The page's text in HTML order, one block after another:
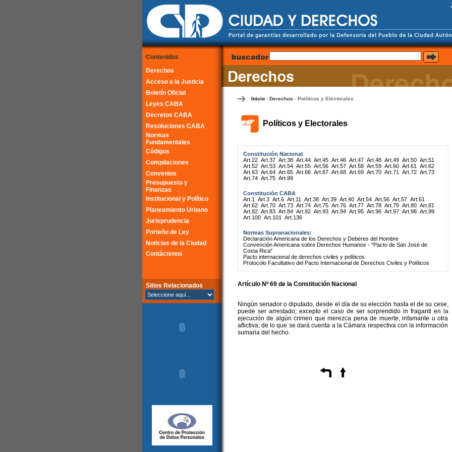
Contenidos
Derechos
Acceso a la Justicia
Boletín Oficial
Leyes CABA
Decretos CABA
Resoluciones CABA
Normas
Fundamentales
Códigos
Compilaciones
Convenios
Presupuesto y
Finanzas
Institucional y Político
Planeamiento Urbano
Jurisprudencia
Porteño de Ley
Noticias de la Ciudad
Contáctenos
Sitios Relacionados
Inicio- Derechos - Políticos y Electorales
Políticos y Electorales
Constitución Nacional
Art.22 Art.37 Art.38 Art.44 Art.45 Art.46 Art.47 Art.48 Art.49 Art.50 Art.51
Art.52 Art.53 Art.54 Art.55 Art.56 Art.57 Art.58 Art.59 Art.60 Art.61
Art.62
Art.63 Art.64 Art.65 Art.66 Art.67 Art.68 Art.69 Art.70 Art.71 Art.72 Art.73
Art.74 Art.75 Art.99
Constitución CABA
Art.1
Art.3 Art.6 Art.11 Art.38 Art.39 Art.40 Art.54 Art.56 Art.57 Art.61
Art.62 Art.70 Art.73 Art.74 Art.75 Art.76 Art.77 Art.78 Art.79 Art.80 Art.81
Art.82 Art.83 Art.84 Art.92 Art.93 Art.94 Art.95 Art.96 Art.97 Art.98 Art.99
Art.100 Art.101 Art.136
Normas Supranacionales:
Declaración Americana de los Derechos y Deberes del Hombre
Convención Americana sobre Derechos Humanos - "Pacto de San José de
Costa Rica"
Pacto internacional de derechos civiles y políticos
Protocolo Facultativo del Pacto Internacional de Derechos Civiles y Políticos
Artículo Nº 69 de la Constitución Nacional
Ningún senador o diputado, desde el día de su elección hasta el de su cese,
puede ser arrestado; excepto el caso de ser sorprendido in fraganti en la
ejecución de algún crimen que merezca pena de muerte, infamante u otra
aflictiva; de lo que se dará cuenta a la Cámara respectiva con la información
sumaria del hecho.